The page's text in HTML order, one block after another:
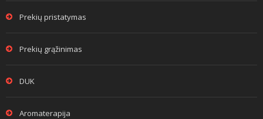
Prekių pristatymas
Prekių grąžinimas
DUK
Aromaterapija